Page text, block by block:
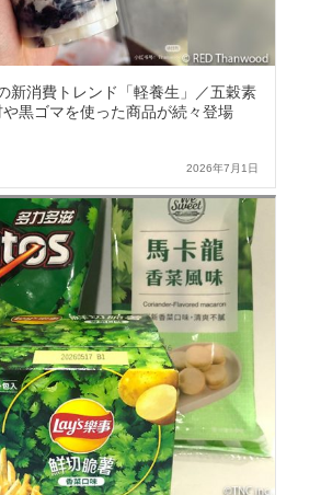
新消費トレンド「軽養生」／五穀素
や黒ゴマを使った商品が続々登場
2026年7月1日